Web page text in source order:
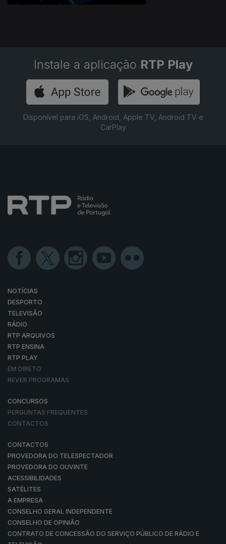
Instale a aplicação RTP Play
Disponível para iOS, Android, Apple TV, Android TV e
CarPlay
NOTÍCIAS
DESPORTO
TELEVISÃO
RÁDIO
RTP ARQUIVOS
RTP ENSINA
RTP PLAY
EM DIRETO
REVER PROGRAMAS
CONCURSOS
PERGUNTAS FREQUENTES
CONTACTOS
CONTACTOS
PROVEDORA DO TELESPECTADOR
PROVEDORA DO OUVINTE
ACESSIBILIDADES
SATÉLITES
A EMPRESA
CONSELHO GERAL INDEPENDENTE
CONSELHO DE OPINIÃO
CONTRATO DE CONCESSÃO DO SERVIÇO PÚBLICO DE RÁDIO E